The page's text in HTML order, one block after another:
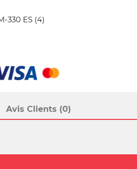
Avis Clients (0)
330 ES (4)